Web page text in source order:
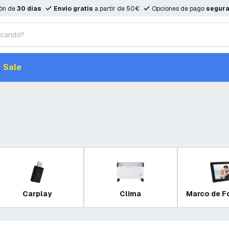
de30 días Envio gratis a partir de 50€ Opciones de pago
Sale
Carplay Clima